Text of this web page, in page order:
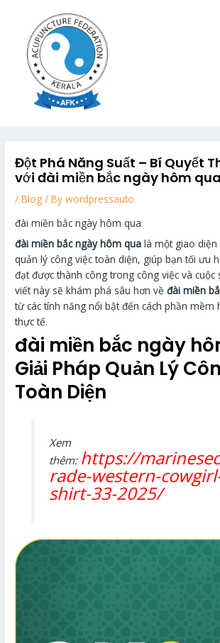
content
Đột Phá Năng Suất – Bí Quyết
với đài miền bắc ngày hôm qua
/Blog / Bywordpressauto
đài miền bắc ngày hôm qua
đài miền bắc ngày hôm qua là một giao
quản lý công việc toàn diện, giúp bạn tối ưu
đạt được thành công trong công việc và cuộc
viết này sẽ khám phá sâu hơn vềđài miền
từ các tính năng nổi bật đến cách phần mềm
thực tế.
đài miền bắc ngày
Giải Pháp Quản Lý
Toàn Diện
Xem
thêm: https://
rade-western-
shirt-33-2025/